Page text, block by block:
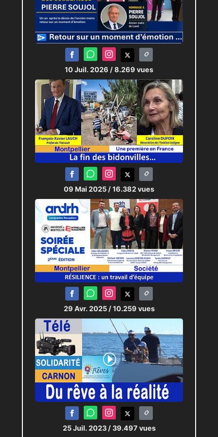
10 Juil. 2026 / 8.269 vues
09 Mai 2025 / 16.382 vues
29 Avr. 2025 / 10.259 vues
25 Juil. 2023 / 39.497 vues